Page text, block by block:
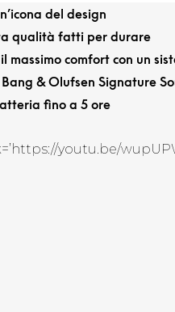
del design
qualità fatti per durare
massimo comfort con un
& Olufsen Signature
fino a 5 ore
youtu.be/